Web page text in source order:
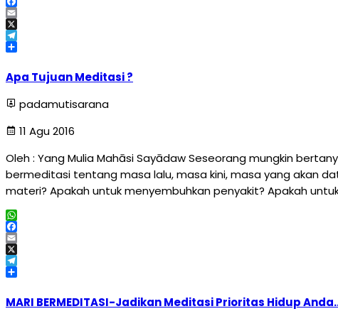
Facebook
Email
X
Telegram
Apa Tujuan Meditasi ?
padamutisarana
11 Agu 2016
Oleh : Yang Mulia Mahāsi Sayādaw Seseorang mungkin
bermeditasi tentang masa lalu, masa kini, masa yang akan
materi? Apakah untuk menyembuhkan penyakit? Apakah
WhatsApp
Facebook
Email
X
Telegram
MARI BERMEDITASI-Jadikan Meditasi Prioritas Hidup